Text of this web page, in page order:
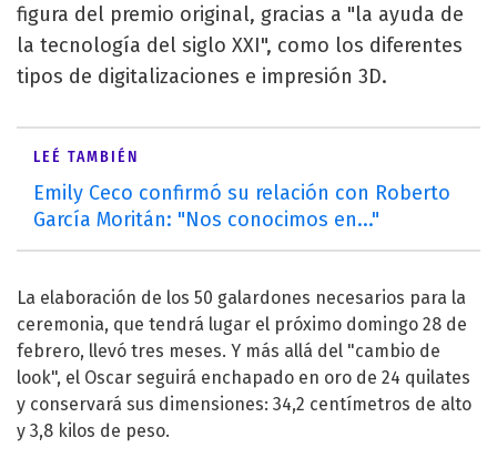
figura del premio original, gracias a "la ayuda de
la tecnología del siglo XXI", como los diferentes
tipos de digitalizaciones e impresión 3D.
LEÉ TAMBIÉN
Emily Ceco confirmó su relación con Roberto
García Moritán: "Nos conocimos en..."
La elaboración de los 50 galardones necesarios para la
ceremonia, que tendrá lugar el próximo domingo 28 de
febrero, llevó tres meses. Y más allá del "cambio de
look", el Oscar seguirá enchapado en oro de 24 quilates
y conservará sus dimensiones: 34,2 centímetros de alto
y 3,8 kilos de peso.